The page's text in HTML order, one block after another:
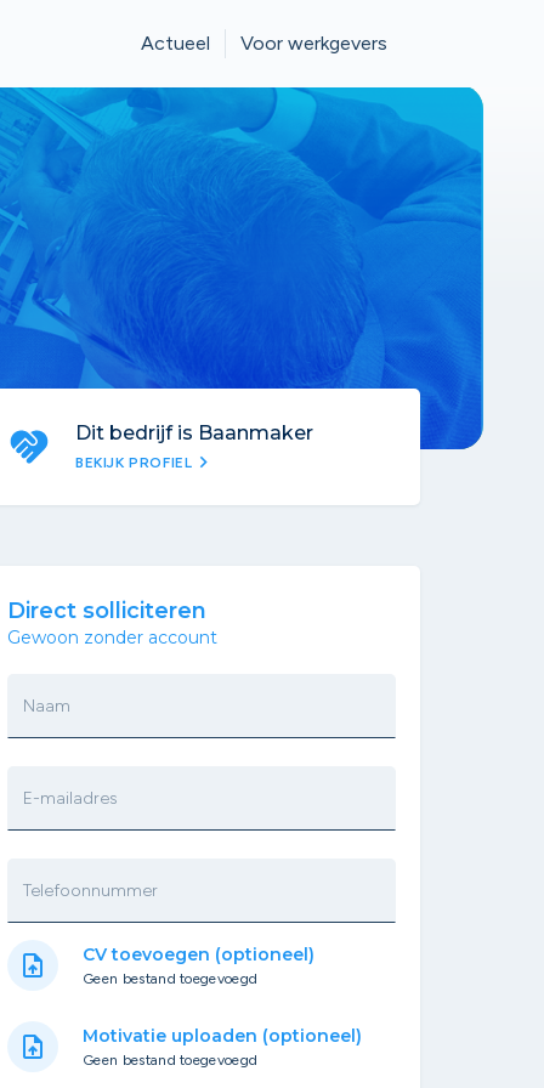
Actueel Voor werkgevers
Dit bedrijf is Baanmaker
BEKIJK PROFIEL chevron_right
Direct solliciteren
Gewoon zonder account
Naam
E-mailadres
Telefoonnummer
upload_file CV toevoegen (optioneel)
Geen bestand toegevoegd
upload_file Motivatie uploaden (optioneel)
Geen bestand toegevoegd